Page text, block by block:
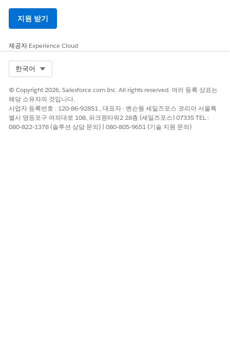
지원 받기
제공자 Experience Cloud
한국어
© Copyright 2026, Salesforce.com Inc. All rights reserved. 여러 등록 상표는
해당 소유자의 것입니다.
사업자 등록번호 : 120-86-92851 , 대표자 : 벤슨웡 세일즈포스 코리아 서울특
별시 영등포구 여의대로 108, 파크원타워2 28층 (세일즈포스) 07335 TEL :
080-822-1378 (솔루션 상담 문의) | 080-805-9651 (기술 지원 문의)